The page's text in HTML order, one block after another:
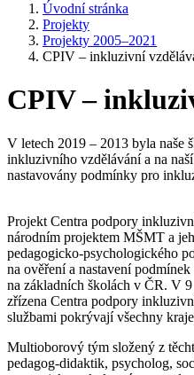
Úvodní stránka
Projekty
Projekty 2005–2021
CPIV – inkluzivní
CPIV –
V letech 2019 – 2013 byla naše
inkluzivního vzdělávání a na
nastavovány podmínky pro
Projekt Centra podpory
národním projektem MŠMT a
pedagogicko-psychologického
na ověření a nastavení
na základních školách v ČR. V
zřízena Centra podpory
službami pokrývají všechny
Multioborový tým složený z
pedagog-didaktik, psycholog,